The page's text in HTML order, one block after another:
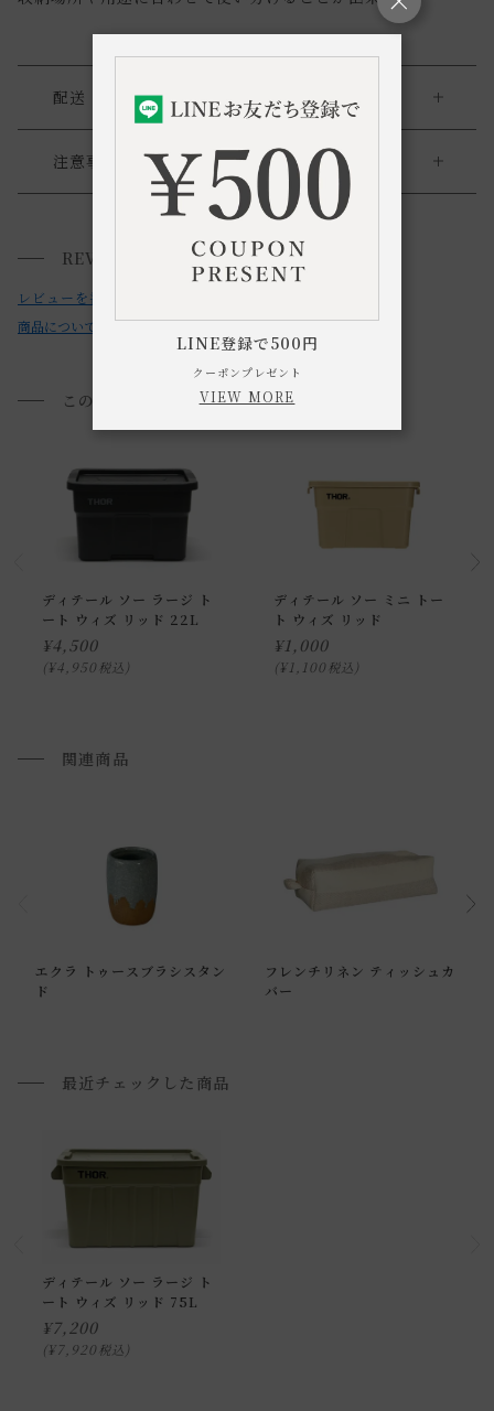
配送・返品
送料について
小型商品は、11,000円(税込)以上のお買い上げで
通常配送の場合、お品物は玄関前での引渡しとなります。
■ご不明な点やご希望がございましたら、お気軽にお問い合
小型商品の日時・時間指定について
お届け時間帯(大型以外) は、
申し訳ございませんが、具体的な時間帯指定をしての出荷は
できません。
また、 日曜・祝日は、時間帯指定ができません。
注意事項
・本製品は業務用として作られているためラフな作りとなっ
ており、本体に多少のキズやばり、プリント擦れ、蓋に若干
のゆがみなどがございます。予めご了承下さい。
・お使いのPC画面等や光の環境によっては、掲載の画像と実
際の商品とで色の見え方が異なることもございます。ご了承
REVIEWS
レビューを書く
商品についてのお問い合わせ
このアイテムを見た方におすすめ
ディテール ソー ラージ ト
ート ウィズ リッド 22L
¥4,500
¥4,950 税込
ディテール ソー ミニ トー
ト ウィズ リッド
¥1,000
¥1,100 税込
関連商品
エクラ トゥースブラシスタン
ド
フレンチリネン ティッシュカ
バー
最近チェックした商品
ディテール ソー ラージ ト
ート ウィズ リッド 75L
¥7,200
¥7,920 税込
LINE登録で500円
クーポンプレゼント
VIEW MORE